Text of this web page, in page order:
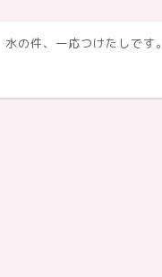
水の件、一応つけたしです。